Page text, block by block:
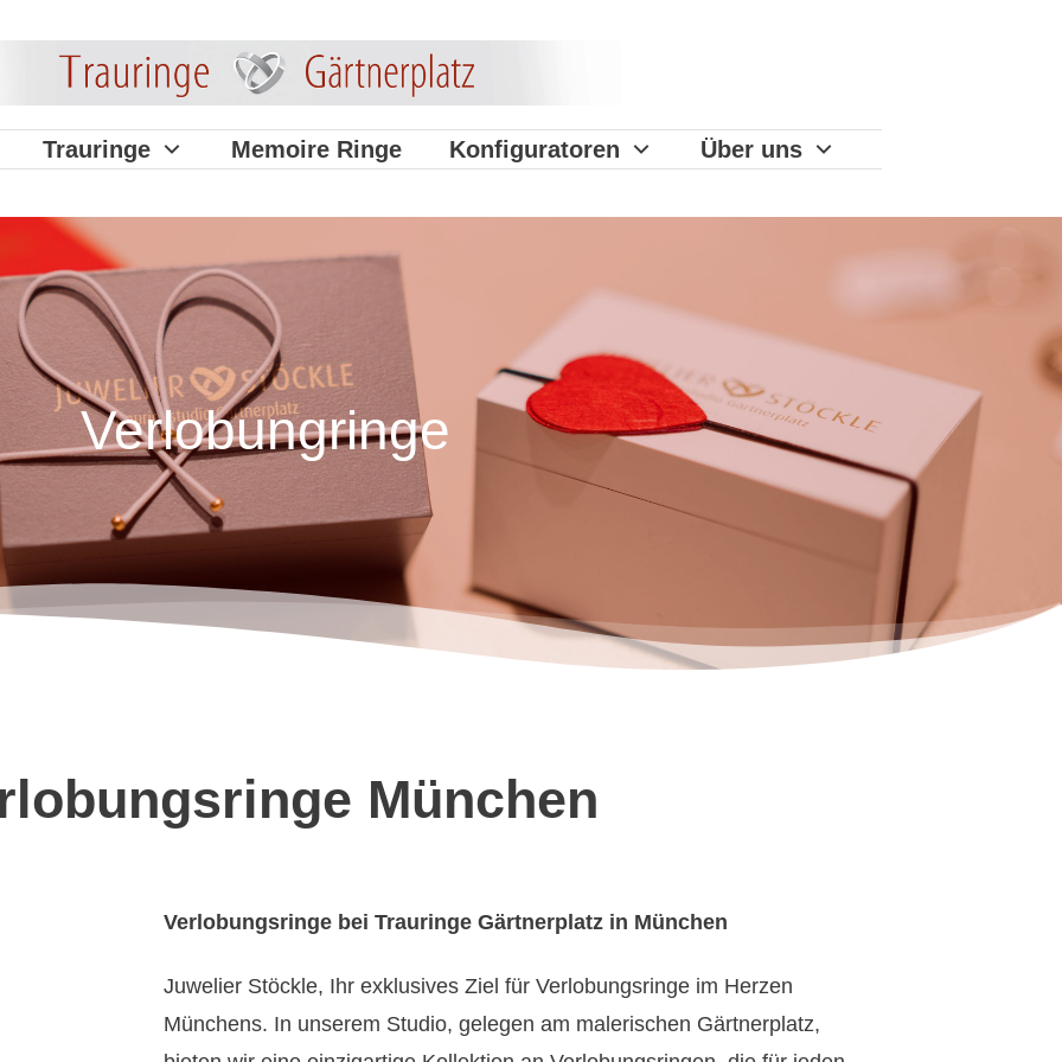
Trauringe Memoire Ringe Konfiguratoren Über uns
Verlobungringe
München
Verlobungsringe bei Trauringe Gärtnerplatz in München
Juwelier Stöckle, Ihr exklusives Ziel für Verlobungsringe im Herzen
Münchens. In unserem Studio, gelegen am malerischen Gärtnerplatz,